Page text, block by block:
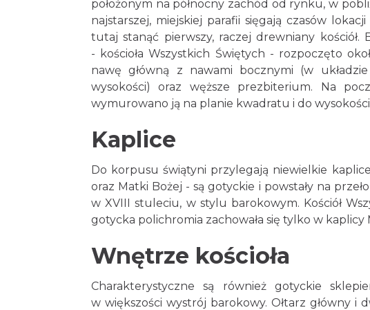
położonym na północny zachód od rynku, w
najstarszej, miejskiej parafii sięgają czasów
tutaj stanąć pierwszy, raczej drewniany
- kościoła Wszystkich Świętych - rozpoczęto
nawę główną z nawami bocznymi (w
wysokości) oraz węższe prezbiterium. Na
wymurowano ją na planie kwadratu i do
Kaplice
Do korpusu świątyni przylegają niewielkie
oraz Matki Bożej - są gotyckie i powstały na
w XVIII stuleciu, w stylu barokowym. Kościół
gotycka polichromia zachowała się tylko w kaplicy
Wnętrze kościoła
Charakterystyczne są również gotyckie
w większości wystrój barokowy. Ołtarz główny i